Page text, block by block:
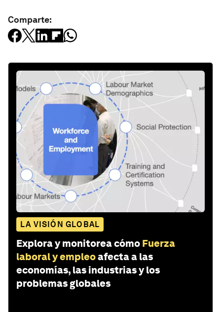
Comparte:
LA VISIÓN GLOBAL
Explora y monitorea cómo Fuerza
laboral y empleoafecta a las
economías, las industrias y los
problemas globales